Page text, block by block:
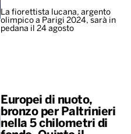
La fiorettista lucana, argento
olimpico a Parigi 2024, sarà in
pedana il 24 agosto
Europei di nuoto,
bronzo per Paltrinieri
nella 5 chilometri di